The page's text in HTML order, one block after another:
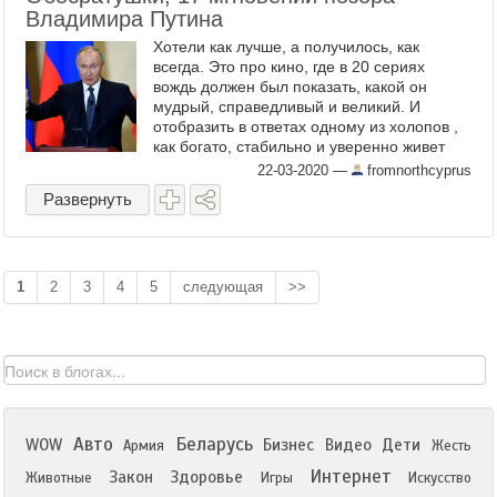
Владимира Путина
Хотели как лучше, а получилось, как
всегда. Это про кино, где в 20 сериях
вождь должен был показать, какой он
мудрый, справедливый и великий. И
отобразить в ответах одному из холопов ,
как богато, стабильно и уверенно живет
Россия. Вышли обосратушки. Свернулись
после 17 мгновений позора. ...
22-03-2020 — fromnorthcyprus
Развернуть
1 2 3 4 5 следующая >>
WOW Авто Армия Беларусь Бизнес Видео Дети
Жесть
Животные
Закон Здоровье Игры Интернет Искусство